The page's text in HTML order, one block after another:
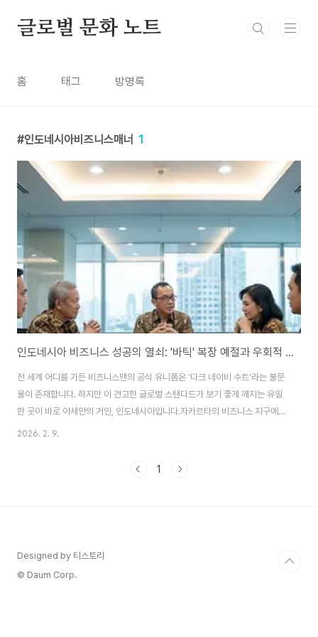
글로벌 문화 노트
홈 태그 방명록
인도네시아비즈니스매너 1
인도네시아 비즈니스 성공의 열쇠: '바틱' 복장 예절과 우회적 소통의 미학
전 세계 어디를 가든 비즈니스맨의 공식 유니폼은 '다크 네이비 수트'라는 불문
율이 존재합니다. 하지만 이 견고한 글로벌 스탠다드가 보기 좋게 깨지는 유일
한 곳이 바로 아세안의 거인, 인도네시아입니다.자카르타의 비즈니스 지구에서
는 넥타이를 맨 사람보다 화려한 문양의 셔츠를 입은 임원들이 더 큰 권위와 존
비즈니스 파트너에 대한 존중을 표현하는 상징적 장치로 받아들여집니다.2억
2026. 2. 9.
1
Designed by 티스토리
© Daum Corp.